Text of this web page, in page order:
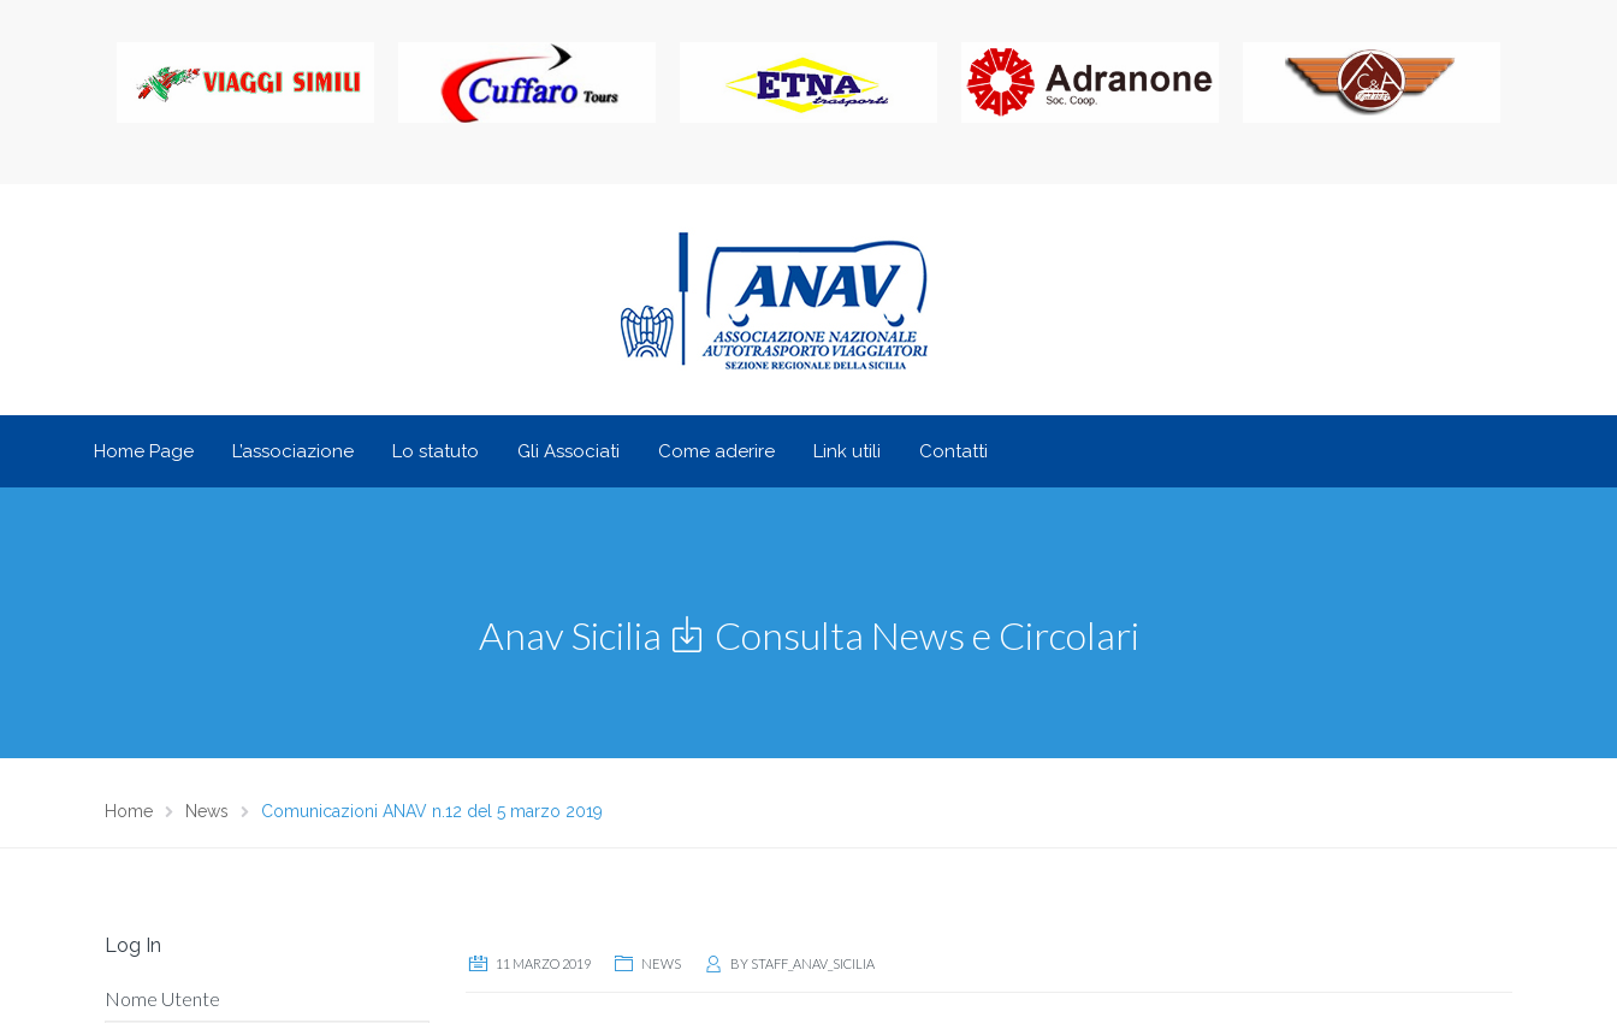
Home Page L’associazione Lo statuto Gli Associati Come aderire Link utili Contatti
Anav Sicilia Consulta News e Circolari
Home News Comunicazioni ANAV n.12 del 5 marzo 2019
Log In
Nome Utente
11 MARZO 2019 NEWS BY STAFF_ANAV_SICILIA